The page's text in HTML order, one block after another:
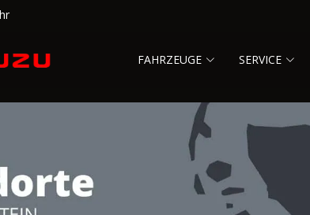
FAHRZEUGE SERVICE